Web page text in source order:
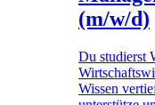
(m/w/d)
Du studierst
Wissen